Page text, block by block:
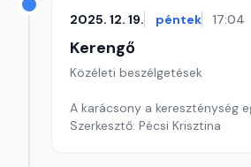
2025. 12. 19. péntek 17:04
Kerengő
Közéleti beszélgetések
Szerkesztő: Pécsi Krisztina